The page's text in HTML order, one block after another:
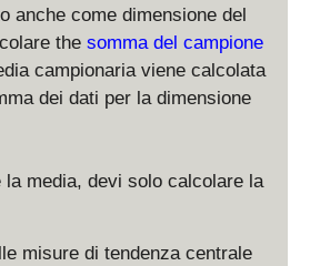
anche come dimensione del
the somma del campione
campionaria viene calcolata
dei dati per la dimensione
media, devi solo calcolare la
misure di tendenza centrale